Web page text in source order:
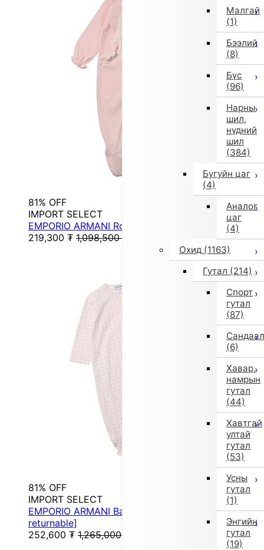
Малгай
(1)
Бээлий
(8)
Бүс
(96)
Нарны
шил,
нүдний
шил
(384)
Бугуйн цаг
(4)
Аналог
цаг
(4)
Охид (1163)
Гутал (214)
Спорт
гутал
(87)
Сандаал
(6)
Хавар,
намрын
гутал
(44)
Хавтгай
ултай
гутал
(53)
Усны
гутал
(1)
Энгийн
гутал
(19)
81% OFF
IMPORT SELECT
EMPORIO ARMANI Romper Set (Pink)
219,300 ₮ 1,098,500
81% OFF
IMPORT SELECT
EMPORIO ARMANI Baby Set (Pink) [Non-
returnable]
252,600 ₮ 1,265,000